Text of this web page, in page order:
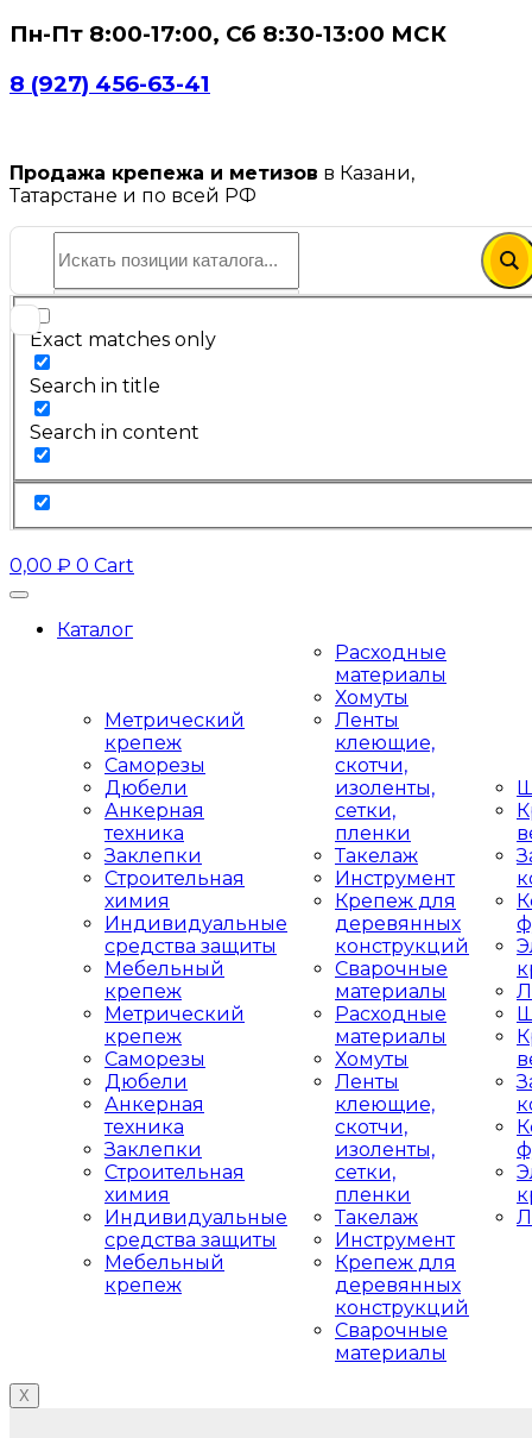
Пн-Пт 8:00-17:00, Сб 8:30-13:00 МСК
8 (927) 456-63-41
Продажа крепежа и метизов в Казани,
Татарстане и по всей РФ
Exact matches only
Search in title
Search in content
0,00 ₽ 0 Cart
Каталог
Метрический
крепеж
Саморезы
Дюбели
Анкерная
техника
Заклепки
Строительная
химия
Индивидуальные
средства защиты
Мебельный
крепеж
Метрический
крепеж
Саморезы
Дюбели
Анкерная
техника
Заклепки
Строительная
химия
Индивидуальные
средства защиты
Мебельный
крепеж
Расходные
материалы
Хомуты
Ленты
клеющие,
скотчи,
изоленты,
сетки,
пленки
Такелаж
Инструмент
Крепеж для
деревянных
конструкций
Сварочные
материалы
Расходные
материалы
Хомуты
Ленты
клеющие,
скотчи,
изоленты,
сетки,
пленки
Такелаж
Инструмент
Крепеж для
деревянных
конструкций
Сварочные
материалы
X